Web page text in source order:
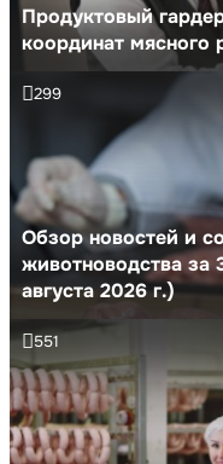
Продуктовый
координат мясного
Обзор новостей и
животноводства за
августа 2026 г.)
299
551